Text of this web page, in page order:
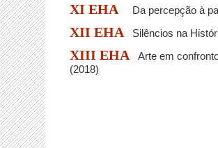
XI EHA Da percepção à
XII EHA Silêncios na
XIII EHA Arte em
(2018)